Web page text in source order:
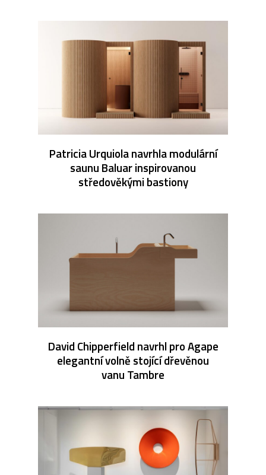
Patricia Urquiola navrhla modulární
saunu Baluar inspirovanou
středověkými bastiony
David Chipperfield navrhl pro Agape
elegantní volně stojící dřevěnou
vanu Tambre